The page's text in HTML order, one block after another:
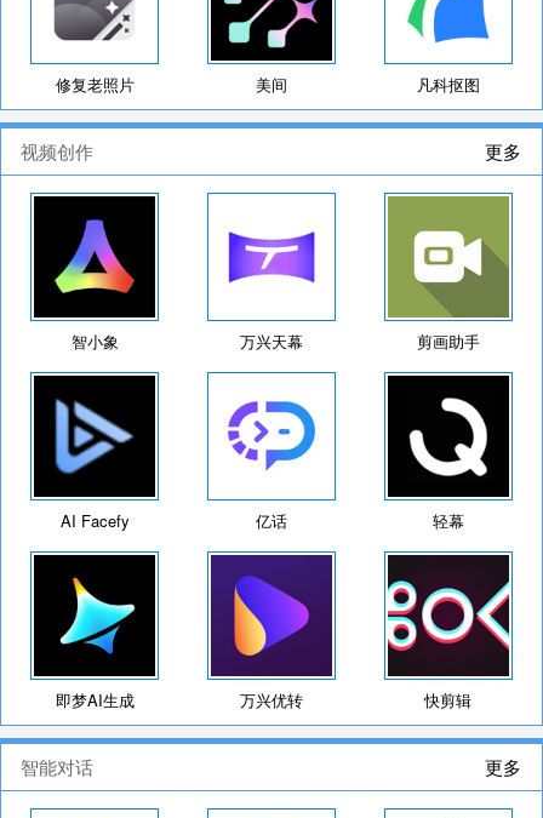
修复老照片 美间 凡科抠图
视频创作 更多
智小象 万兴天幕 剪画助手
AI Facefy 亿话 轻幕
即梦AI生成 万兴优转 快剪辑
智能对话 更多